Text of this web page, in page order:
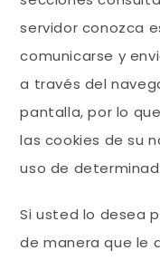
servidor conozca
comunicarse y
a través del
pantalla, por lo
las cookies de su
uso de
Si usted lo desea
de manera que le